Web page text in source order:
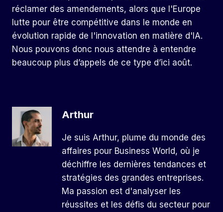
réclamer des amendements, alors que l'Europe
lutte pour être compétitive dans le monde en
évolution rapide de l'innovation en matière d'IA.
Nous pouvons donc nous attendre à entendre
beaucoup plus d’appels de ce type d’ici août.
Arthur
Je suis Arthur, plume du monde des
affaires pour Business World, où je
déchiffre les dernières tendances et
stratégies des grandes entreprises.
Ma passion est d'analyser les
réussites et les défis du secteur pour